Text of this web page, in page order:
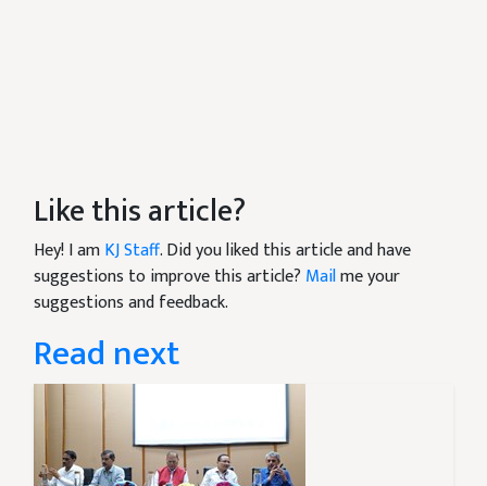
Like this article?
Hey! I amKJ Staff. Did you liked this article and have
suggestions to improve this article? Mailme your
suggestions and feedback.
Read next